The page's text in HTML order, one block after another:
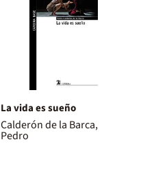
La vida es sueño
Calderón de la Barca,
Pedro